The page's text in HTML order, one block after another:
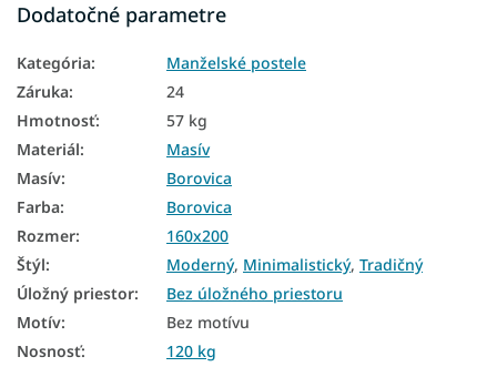
Masívne drevené manželské postele
Manželské postele 160x200 s úložným priestorom
Postele 160x200
Postele z masívu
Drevené postele 160x200
Borovicové postele
Manželské postele na nožičkách
Manželské postele z masívu 140x200
Manželské postele z masívu 160x200
Dodatočné parametre
Kategória:
Manželské postele
Záruka:
24
Hmotnosť:
57 kg
Materiál:
Masív
Masív:
Borovica
Farba:
Borovica
Rozmer:
160x200
Štýl: Moderný, Minimalistický, Tradičný
Úložný priestor:
Bez úložného priestoru
Motív:
Bez motívu
Nosnosť:
120 kg